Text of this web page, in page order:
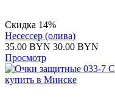
Скидка 14%
Несессер (олива)
35.00 BYN 30.00 BYN
Просмотр